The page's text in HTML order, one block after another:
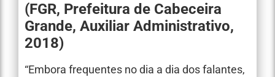
(FGR, Prefeitura de Cabeceira
Grande, Auxiliar Administrativo,
2018)
“Embora frequentes no dia a dia dos falantes,